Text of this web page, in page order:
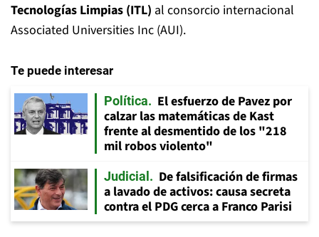
Tecnologías Limpias (ITL) al consorcio internacional
Associated Universities Inc (AUI).
Te puede interesar
Política
El esfuerzo de Pavez por
calzar las matemáticas de Kast
frente al desmentido de los "218
mil robos violento"
Judicial
De falsificación de firmas
a lavado de activos: causa secreta
contra el PDG cerca a Franco Parisi